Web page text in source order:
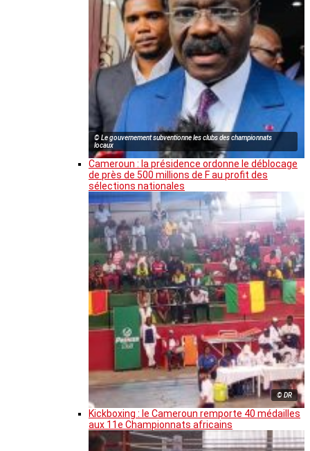
© Le gouvernement subventionne les clubs des championnats
locaux
Cameroun : la présidence ordonne le déblocage
de près de 500 millions de F au profit des
sélections nationales
© DR
Kickboxing : le Cameroun remporte 40 médailles
aux 11e Championnats africains